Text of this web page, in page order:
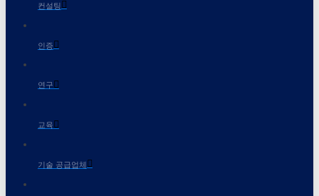
컨설팅
인증
연구
교육
기술 공급업체